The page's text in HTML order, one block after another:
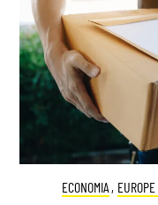
ECONOMIA ,